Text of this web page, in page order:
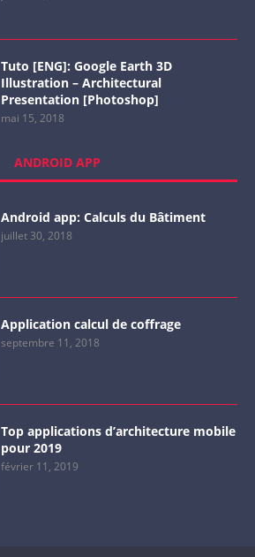
Tuto [ENG]: Google Earth 3D
Illustration – Architectural
Presentation [Photoshop]
mai 15, 2018
ANDROID APP
Android app: Calculs du Bâtiment
juillet 30, 2018
Application calcul de coffrage
septembre 11, 2018
Top applications d’architecture mobile
pour 2019
février 11, 2019